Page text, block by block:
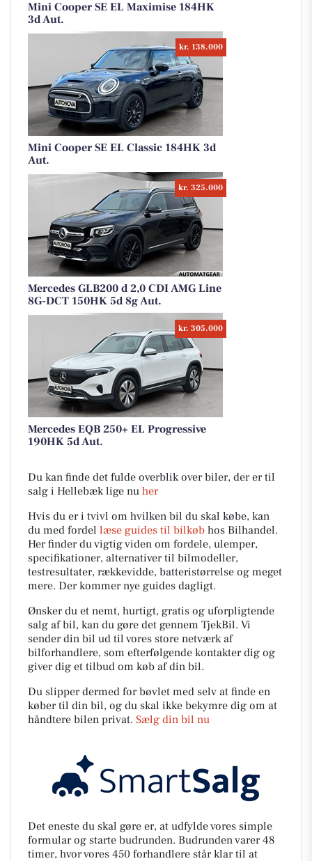
Mini Cooper SE EL Maximise 184HK
3d Aut.
kr. 138.000
Mini Cooper SE EL Classic 184HK 3d
Aut.
kr. 325.000
Mercedes GLB200 d 2,0 CDI AMG Line
8G-DCT 150HK 5d 8g Aut.
kr. 305.000
Mercedes EQB 250+ EL Progressive
190HK 5d Aut.
Du kan finde det fulde overblik over biler, der er til
salg i Hellebæk lige nu her
Hvis du er i tvivl om hvilken bil du skal købe, kan
du med fordel læse guides til bilkøb hos Bilhandel.
Her finder du vigtig viden om fordele, ulemper,
specifikationer, alternativer til bilmodeller,
testresultater, rækkevidde, batteristørrelse og meget
mere. Der kommer nye guides dagligt.
Ønsker du et nemt, hurtigt, gratis og uforpligtende
salg af bil, kan du gøre det gennem TjekBil. Vi
sender din bil ud til vores store netværk af
bilforhandlere, som efterfølgende kontakter dig og
giver dig et tilbud om køb af din bil.
Du slipper dermed for bøvlet med selv at finde en
køber til din bil, og du skal ikke bekymre dig om at
håndtere bilen privat. Sælg din bil nu
Det eneste du skal gøre er, at udfylde vores simple
formular og starte budrunden. Budrunden varer 48
timer, hvor vores 450 forhandlere står klar til at